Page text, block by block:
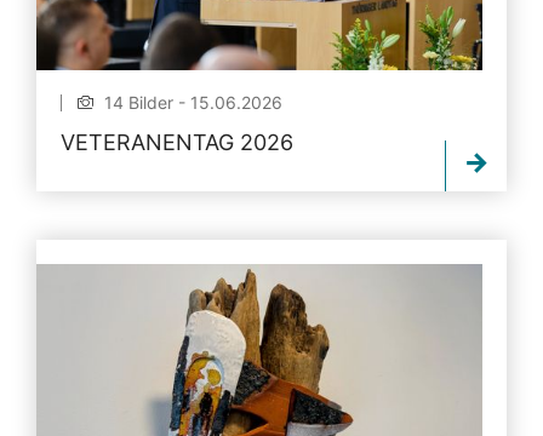
14 Bilder - 15.06.2026
VETERANENTAG 2026